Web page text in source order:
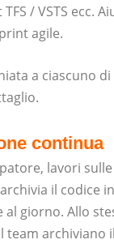
/ VSTS ecc.
agile.
a ciascuno
continua
lavori
il codice
al giorno. Allo
archiviano